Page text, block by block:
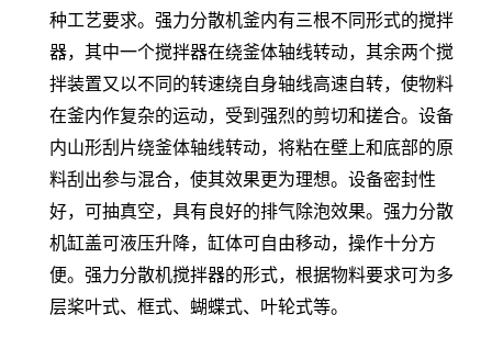
种工艺要求。强力分散机釜内有三根不同形式的搅拌
器，其中一个搅拌器在绕釜体轴线转动，其余两个搅
拌装置又以不同的转速绕自身轴线高速自转，使物料
在釜内作复杂的运动，受到强烈的剪切和搓合。设备
内山形刮片绕釜体轴线转动，将粘在壁上和底部的原
料刮出参与混合，使其效果更为理想。设备密封性
好，可抽真空，具有良好的排气除泡效果。强力分散
机缸盖可液压升降，缸体可自由移动，操作十分方
便。强力分散机搅拌器的形式，根据物料要求可为多
层桨叶式、框式、蝴蝶式、叶轮式等。